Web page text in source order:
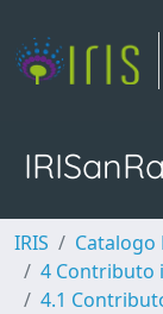
IRIS
Catalogo
4 Contributo
4.1